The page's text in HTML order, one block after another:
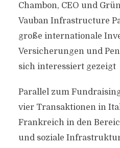
Chambon, CEO und
Vauban Infrastructure
große internationale
Versicherungen und
sich interessiert gezeigt
Parallel zum
vier Transaktionen in
Frankreich in den
und soziale